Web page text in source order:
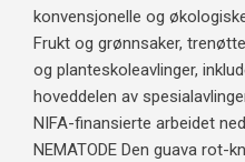
konvensjonelle og
Frukt og grønnsaker,
og planteskoleavlinger,
hoveddelen av
NIFA-finansierte arbeidet
NEMATODE Den guava